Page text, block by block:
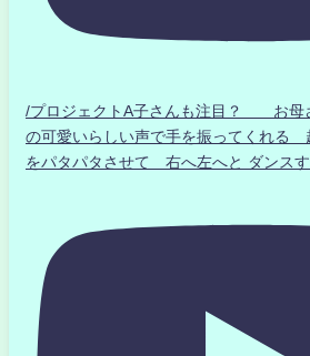
/プロジェクトA子さんも注目？ お母
の可愛いらしい声で手を振ってくれる
をパタパタさせて 右へ左へと ダンスす